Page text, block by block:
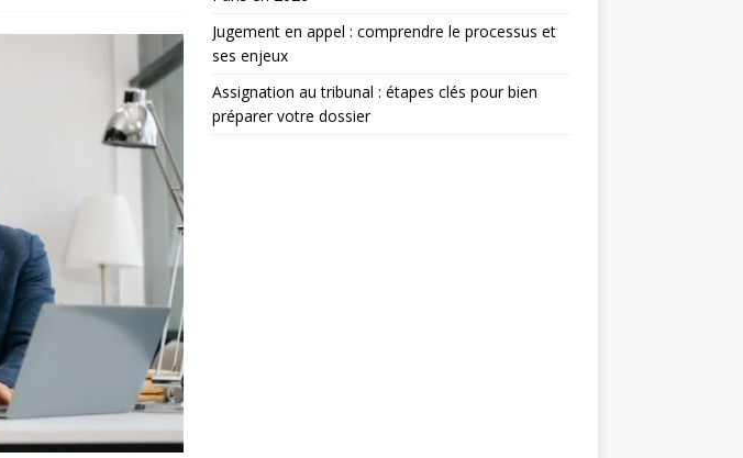
Jugement en appel : comprendre le processus et
ses enjeux
Assignation au tribunal : étapes clés pour bien
préparer votre dossier